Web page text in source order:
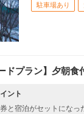
駐車場あり
ドプラン】夕朝
ント
と宿泊がセットになっ